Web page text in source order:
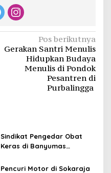
Pos berikutnya
Gerakan Santri Menulis
Hidupkan Budaya
Menulis di Pondok
Pesantren di
Purbalingga
Sindikat Pengedar Obat
Keras di Banyumas
Disita
Pencuri Motor di Sokaraja